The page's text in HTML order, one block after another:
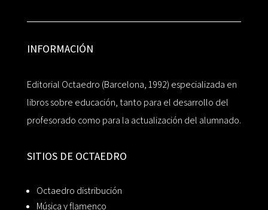
INFORMACIÓN
Editorial Octaedro (Barcelona, 1992) especializada en
libros sobre educación, tanto para el desarrollo del
profesorado como para la actualización del alumnado.
SITIOS DE OCTAEDRO
Octaedro distribución
Música y flamenco